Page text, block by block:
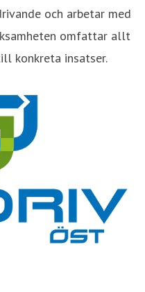
och arbetar med
omfattar allt
konkreta insatser.